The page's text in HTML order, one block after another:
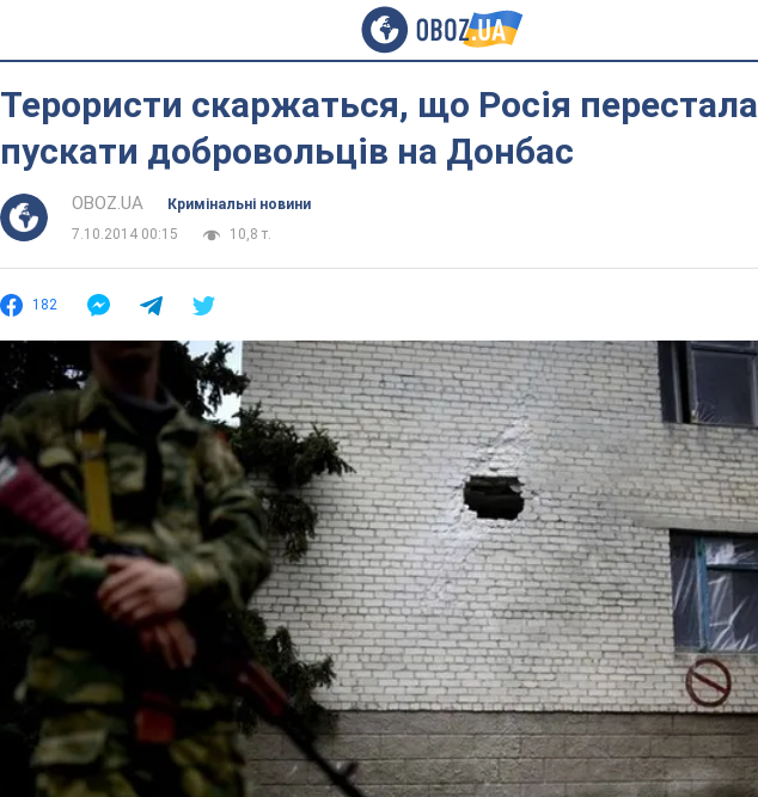
Терористи скаржаться, що Росія перестала
пускати добровольців на Донбас
OBOZ.UA
Кримінальні новини
7.10.2014 00:15
10,8 т.
182